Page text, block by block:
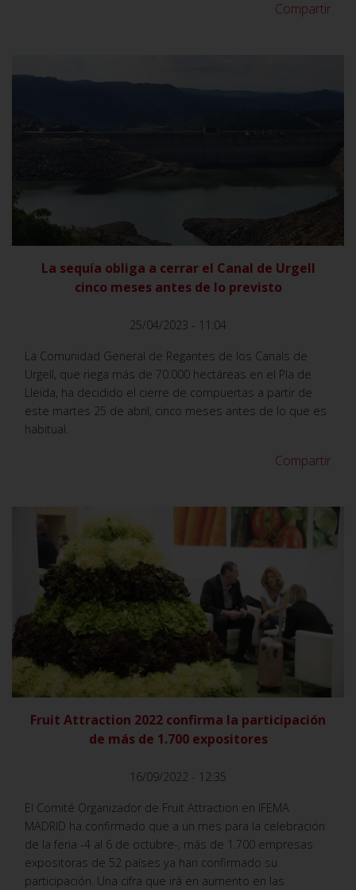
Compartir
La sequía obliga a cerrar el Canal de Urgell
cinco meses antes de lo previsto
25/04/2023 - 11:04
La Comunidad General de Regantes de los Canals de
Urgell, que riega más de 70.000 hectáreas en el Pla de
Lleida, ha decidido el cierre de compuertas a partir de
este martes 25 de abril, cinco meses antes de lo que es
habitual.
Compartir
VER
Fruit Attraction 2022 confirma la participación
de más de 1.700 expositores
16/09/2022 - 12:35
El Comité Organizador de Fruit Attraction en IFEMA
MADRID ha confirmado que a un mes para la celebración
de la feria -4 al 6 de octubre-, más de 1.700 empresas
expositoras de 52 países ya han confirmado su
participación. Una cifra que irá en aumento en las